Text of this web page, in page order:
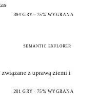
394 GRY · 75% WYGRANA
SEMANTIC EXPLORER
z uprawą ziemi i
281 GRY · 75% WYGRANA